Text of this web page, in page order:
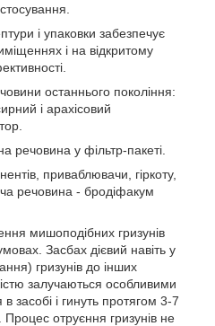
і упаковки забезпечує
і на відкритому
останнього покоління:
і арахісовий
речовина у фільтр-пакеті.
приваблювачи, гіркоту,
речовина - бродіфакум
мишоподібних гризунів
Засбах дієвий навіть у
гризунів до інших
залучаються особливими
засобі і гинуть протягом 3-7
отруєння гризунів не